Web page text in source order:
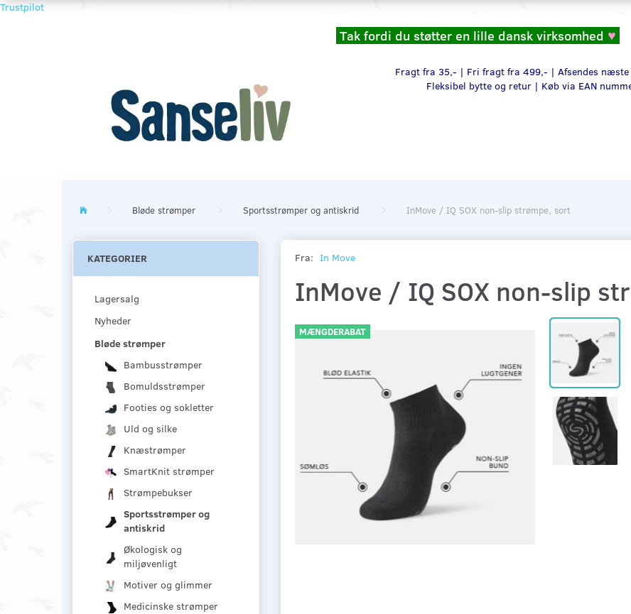
Trustpilot
Tak fordi du støtter en lille dansk virksomhed ♥
Fragt fra 35,- | Fri fragt fra 499,- | Afsendes næste
Fleksibel bytte og retur | Køb via EAN
Bløde strømper Sportsstrømper og antiskrid InMove / IQ SOX non-slip strømpe, sort
KATEGORIER
Lagersalg
Nyheder
Bløde strømper
Bambusstrømper
Bomuldsstrømper
Footies og sokletter
Uld og silke
Knæstrømper
SmartKnit strømper
Strømpebukser
Sportsstrømper og
antiskrid
Økologisk og
miljøvenligt
Motiver og glimmer
Medicinske strømper
Fra: In Move
InMove / IQ SOX non-slip
MÆNGDERABAT